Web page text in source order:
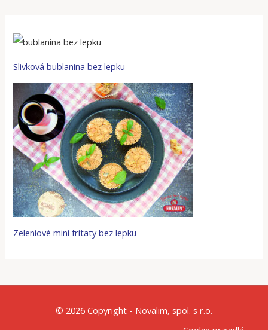
Slivková bublanina bez lepku
Zeleniové mini fritaty bez lepku
© 2026 Copyright - Novalim, spol. s r.o.